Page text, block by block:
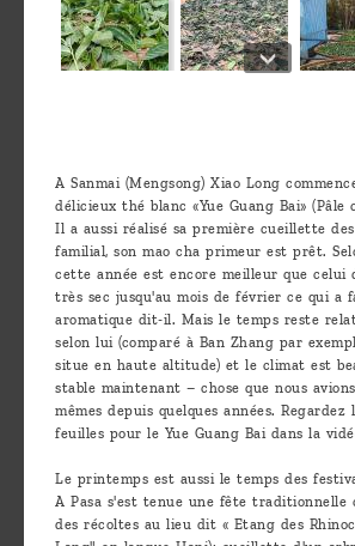
A Sanmai (Mengsong) Xiao Long
délicieux thé blanc «Yue Guang Bai» (Pâle
Il a aussi réalisé sa première cueillette
familial, son mao cha primeur est prêt.
cette année est encore meilleur que celui
très sec jusqu'au mois de février ce qui a
aromatique dit-il. Mais le temps reste
selon lui (comparé à Ban Zhang par
situe en haute altitude) et le climat est
stable maintenant – chose que nous
mêmes depuis quelques années. Regardez
feuilles pour le Yue Guang Bai dans la
Le printemps est aussi le temps des
A Pasa s'est tenue une fête traditionnelle
des récoltes au lieu dit « Etang des